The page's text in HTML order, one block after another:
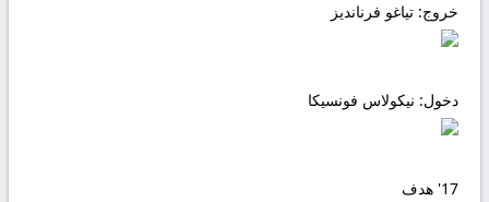
خروج: تياغو فرنانديز
دخول: نيكولاس فونسيكا
17' هدف